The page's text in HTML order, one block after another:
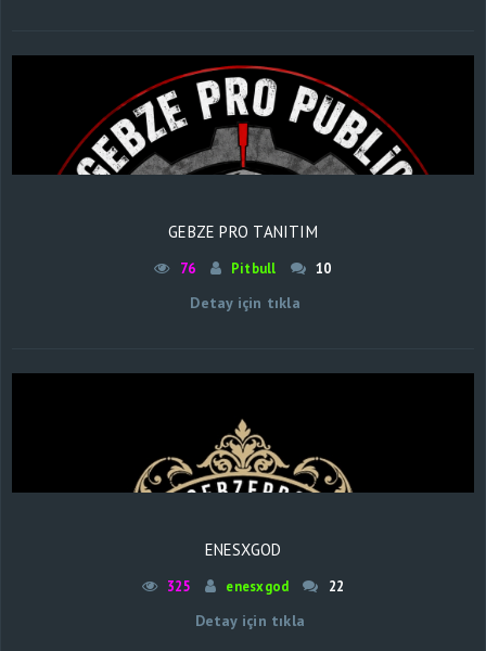
GEBZE PRO TANITIM
76 Pitbull 10
Detay için tıkla
ENESXGOD
325 enesxgod 22
Detay için tıkla